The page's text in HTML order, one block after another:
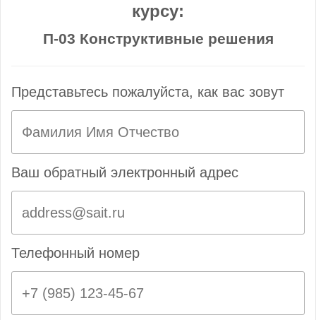
курсу:
П-03 Конструктивные решения
Представьтесь пожалуйста, как вас зовут
Ваш обратный электронный адрес
Телефонный номер